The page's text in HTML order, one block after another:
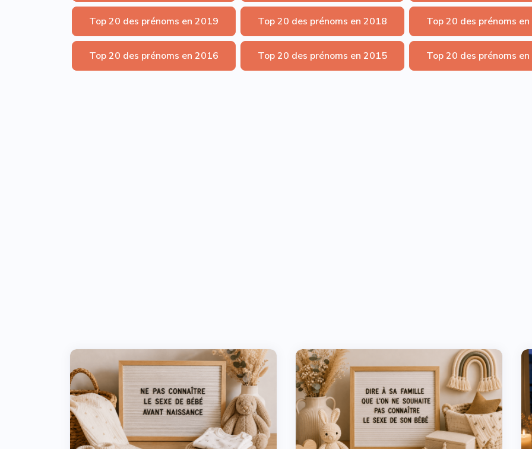
Top 20 des prénoms en 2019 Top 20 des prénoms en 2018 Top 20 des prénoms
Top 20 des prénoms en 2016 Top 20 des prénoms en 2015 Top 20 des prénoms